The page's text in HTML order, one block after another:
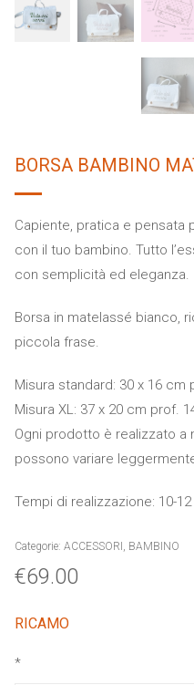
BORSA BAMBINO
Capiente, pratica e pensata
con il tuo bambino. Tutto
con semplicità ed eleganza.
Borsa in matelassé bianco,
piccola frase.
Misura standard: 30 x 16 cm
Misura XL: 37 x 20 cm prof.
Ogni prodotto è realizzato a
possono variare
Tempi di realizzazione: 10-
Categorie: ACCESSORI BAMBINO
€69.00
RICAMO
*